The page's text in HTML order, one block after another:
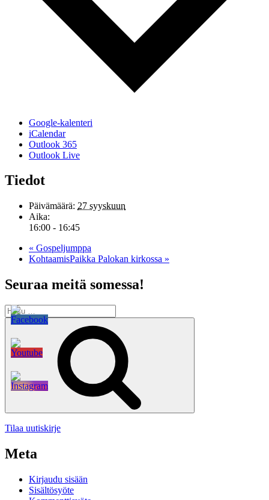
Google-kalenteri
iCalendar
Outlook 365
Outlook Live
Tiedot
Päivämäärä: 27 syyskuun
Aika:
16:00 - 16:45
« Gospeljumppa
KohtaamisPaikka Palokan kirkossa »
Seuraa meitä somessa!
Etsi:
Tilaa uutiskirje
Meta
Kirjaudu sisään
Sisältösyöte